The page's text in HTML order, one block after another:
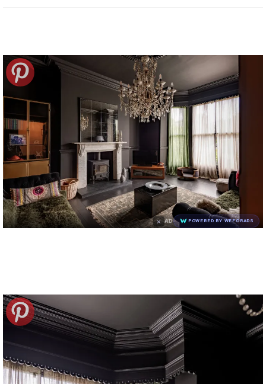
× AD POWERED BY WEFORADS